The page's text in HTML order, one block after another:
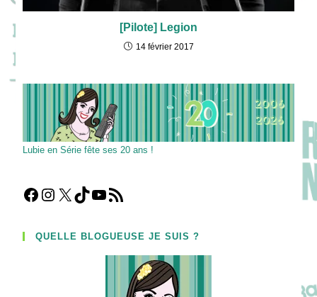
[Pilote] Legion
14 février 2017
Lubie en Série fête ses 20 ans !
Facebook
Instagram
X TikTokYouTube
Flux RSS
QUELLE BLOGUEUSE JE SUIS ?